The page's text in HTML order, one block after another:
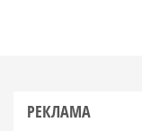
РЕКЛАМА